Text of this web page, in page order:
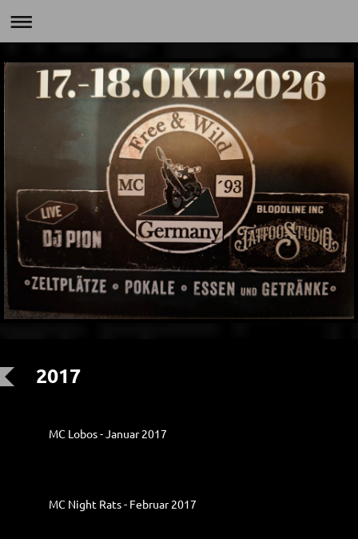
2017
MC Lobos - Januar 2017
MC Night Rats - Februar 2017